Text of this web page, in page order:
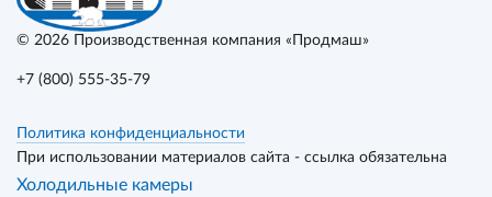
© 2026 Производственная компания «Продмаш»
+7 (800) 555-35-79
Политика конфиденциальности
При использовании материалов сайта - ссылка обязательна
Холодильные камеры